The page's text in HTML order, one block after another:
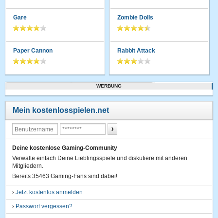
Gare
Paper Cannon
Zombie Dolls
Rabbit Attack
WERBUNG
Mein kostenlosspielen.net
Deine kostenlose Gaming-Community
Verwalte einfach Deine Lieblingsspiele und diskutiere mit anderen
Mitgliedern.
Bereits 35463 Gaming-Fans sind dabei!
›Jetzt kostenlos anmelden
› Passwort vergessen?